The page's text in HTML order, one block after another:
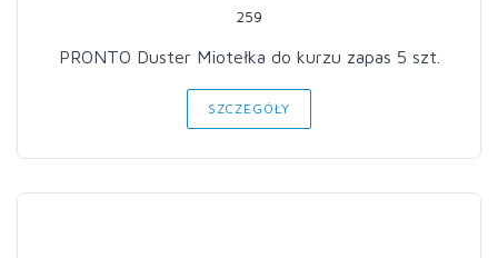
259
PRONTO Duster Miotełka do kurzu zapas 5 szt.
SZCZEGÓŁY